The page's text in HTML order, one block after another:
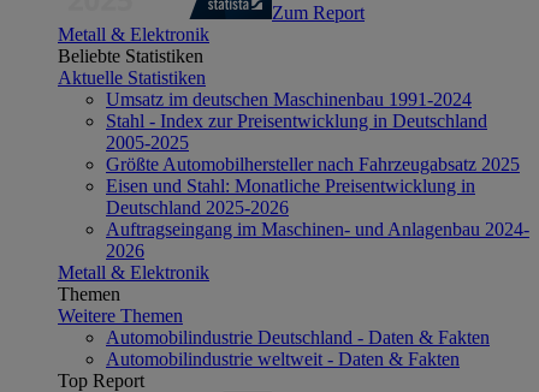
Zum Report
Metall & Elektronik
Beliebte Statistiken
Aktuelle Statistiken
Umsatz im deutschen Maschinenbau 1991-2024
Stahl - Index zur Preisentwicklung in Deutschland
2005-2025
Größte Automobilhersteller nach Fahrzeugabsatz 2025
Eisen und Stahl: Monatliche Preisentwicklung in
Deutschland 2025-2026
Auftragseingang im Maschinen- und Anlagenbau 2024-
2026
Metall & Elektronik
Themen
Weitere Themen
Automobilindustrie Deutschland - Daten & Fakten
Automobilindustrie weltweit - Daten & Fakten
Top Report